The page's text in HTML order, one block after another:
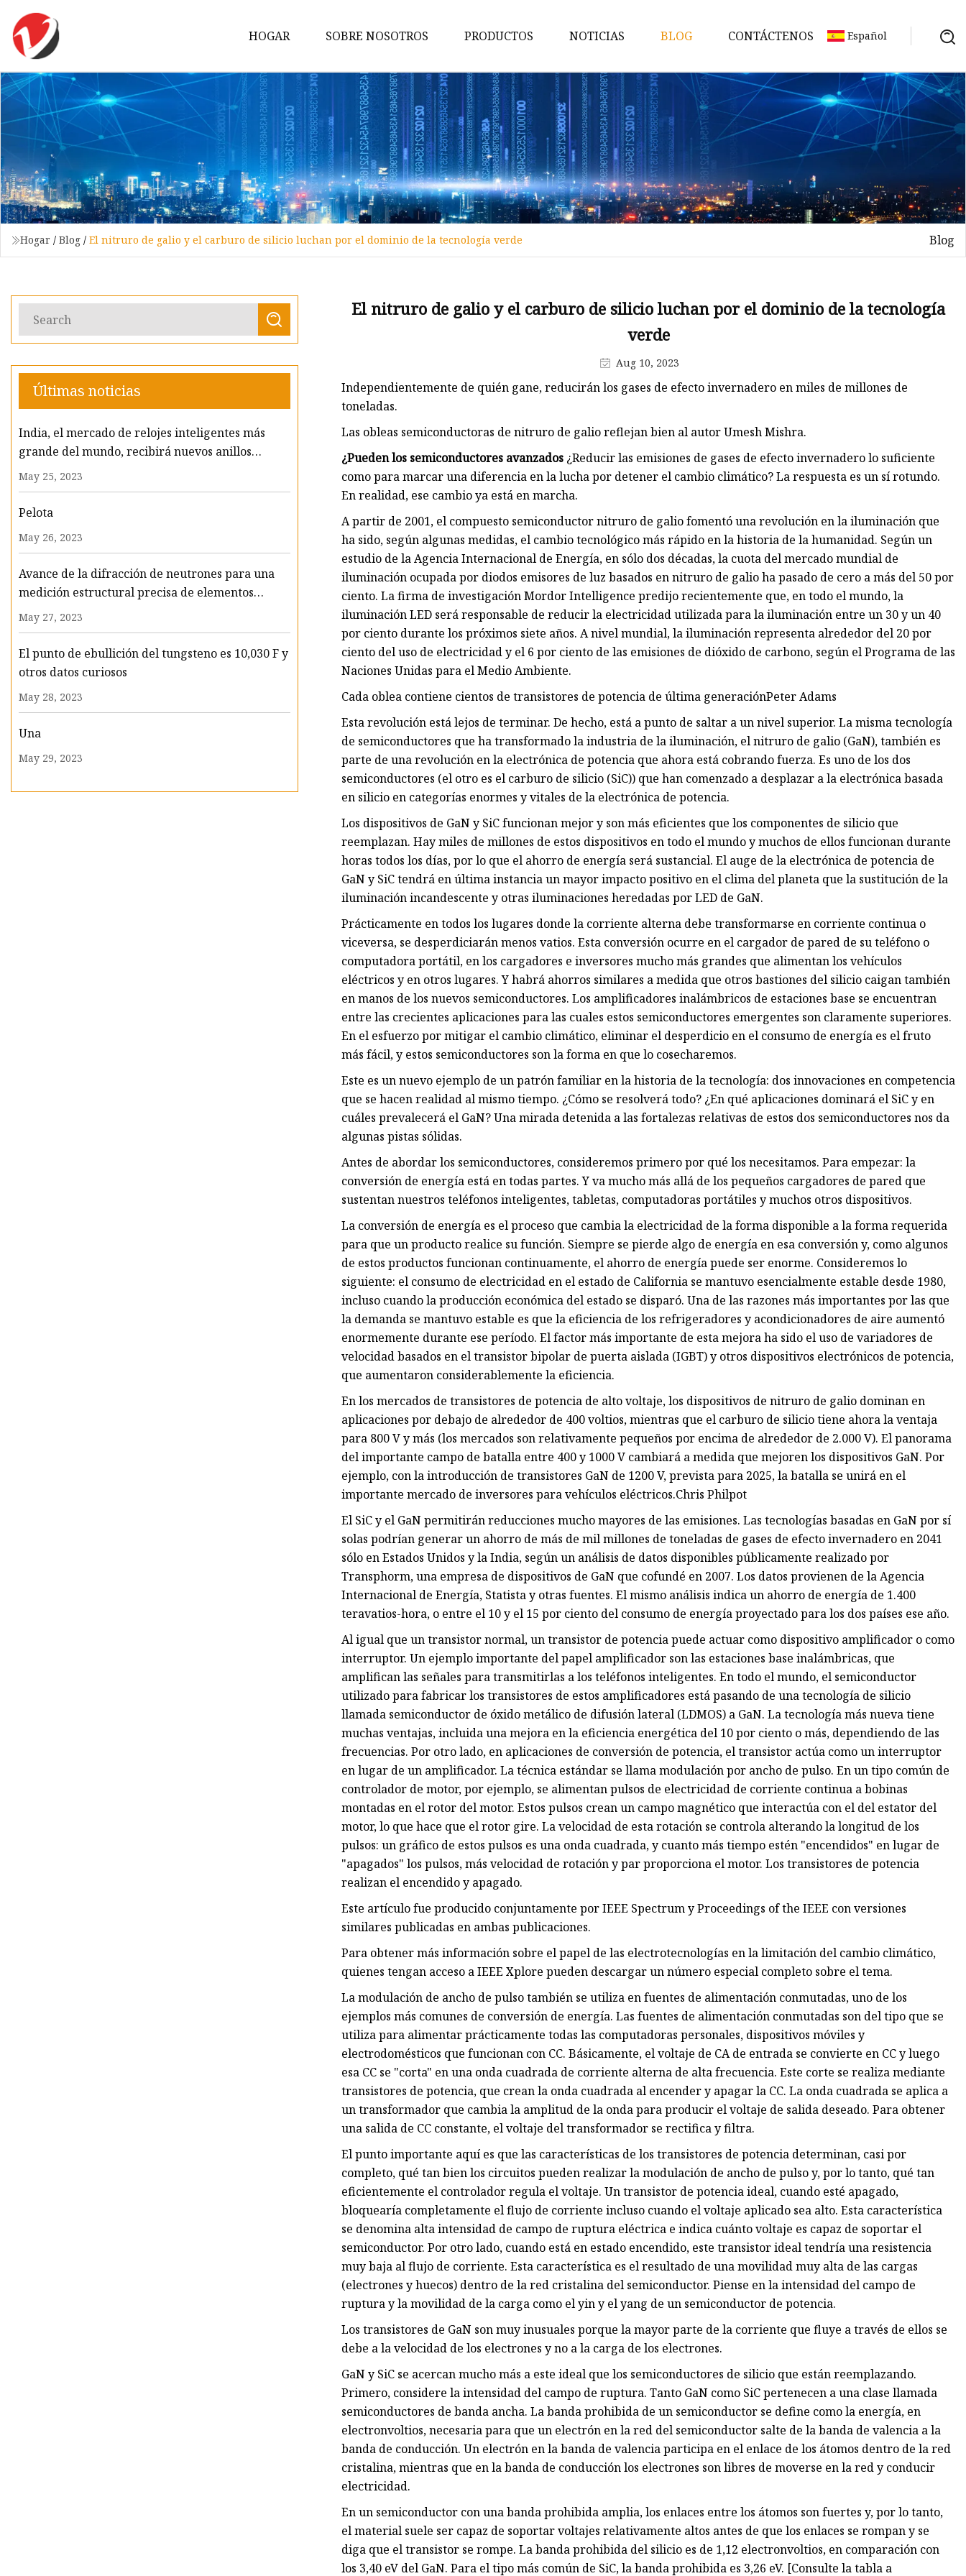
HOGAR SOBRE NOSOTROS PRODUCTOS
Varilla de carburo
Troqueles de carburo
Insertos de carburo
Piezas de desgaste de carburo
Consejos para la minería de
carburo
Herramientas de corte de
carburo
Bola de carburo de tungsteno
Rollos de carburo de tungsteno
Yunques de carburo de tungsteno
NOTICIAS BLOG CONTÁCTENOS Español
Hogar / Blog / El nitruro de galio y el carburo de silicio luchan por el dominio de la tecnología verde Blog
Últimas noticias
India, el mercado de relojes inteligentes más
grande del mundo, recibirá nuevos anillos
inteligentes
May 25, 2023
Pelota
May 26, 2023
Avance de la difracción de neutrones para una
medición estructural precisa de elementos
ligeros a presiones de megabares
May 27, 2023
El punto de ebullición del tungsteno es 10,030 F y
otros datos curiosos
May 28, 2023
Una
May 29, 2023
El nitruro de galio y el carburo de silicio luchan por el dominio de la tecnología
verde
Aug 10, 2023
Independientemente de quién gane, reducirán los gases de efecto invernadero en miles de millones de
toneladas.
Las obleas semiconductoras de nitruro de galio reflejan bien al autor Umesh Mishra.
¿Pueden los semiconductores avanzados ¿Reducir las emisiones de gases de efecto invernadero lo suficiente
como para marcar una diferencia en la lucha por detener el cambio climático? La respuesta es un sí rotundo.
En realidad, ese cambio ya está en marcha.
A partir de 2001, el compuesto semiconductor nitruro de galio fomentó una revolución en la iluminación que
ha sido, según algunas medidas, el cambio tecnológico más rápido en la historia de la humanidad. Según un
estudio de la Agencia Internacional de Energía, en sólo dos décadas, la cuota del mercado mundial de
iluminación ocupada por diodos emisores de luz basados ​​en nitruro de galio ha pasado de cero a más del 50 por
ciento. La firma de investigación Mordor Intelligence predijo recientemente que, en todo el mundo, la
iluminación LED será responsable de reducir la electricidad utilizada para la iluminación entre un 30 y un 40
por ciento durante los próximos siete años. A nivel mundial, la iluminación representa alrededor del 20 por
ciento del uso de electricidad y el 6 por ciento de las emisiones de dióxido de carbono, según el Programa de las
Naciones Unidas para el Medio Ambiente.
Cada oblea contiene cientos de transistores de potencia de última generaciónPeter Adams
Esta revolución está lejos de terminar. De hecho, está a punto de saltar a un nivel superior. La misma tecnología
de semiconductores que ha transformado la industria de la iluminación, el nitruro de galio (GaN), también es
parte de una revolución en la electrónica de potencia que ahora está cobrando fuerza. Es uno de los dos
semiconductores (el otro es el carburo de silicio (SiC)) que han comenzado a desplazar a la electrónica basada
en silicio en categorías enormes y vitales de la electrónica de potencia.
Los dispositivos de GaN y SiC funcionan mejor y son más eficientes que los componentes de silicio que
reemplazan. Hay miles de millones de estos dispositivos en todo el mundo y muchos de ellos funcionan durante
horas todos los días, por lo que el ahorro de energía será sustancial. El auge de la electrónica de potencia de
GaN y SiC tendrá en última instancia un mayor impacto positivo en el clima del planeta que la sustitución de la
iluminación incandescente y otras iluminaciones heredadas por LED de GaN.
Prácticamente en todos los lugares donde la corriente alterna debe transformarse en corriente continua o
viceversa, se desperdiciarán menos vatios. Esta conversión ocurre en el cargador de pared de su teléfono o
computadora portátil, en los cargadores e inversores mucho más grandes que alimentan los vehículos
eléctricos y en otros lugares. Y habrá ahorros similares a medida que otros bastiones del silicio caigan también
en manos de los nuevos semiconductores. Los amplificadores inalámbricos de estaciones base se encuentran
entre las crecientes aplicaciones para las cuales estos semiconductores emergentes son claramente superiores.
En el esfuerzo por mitigar el cambio climático, eliminar el desperdicio en el consumo de energía es el fruto
más fácil, y estos semiconductores son la forma en que lo cosecharemos.
Este es un nuevo ejemplo de un patrón familiar en la historia de la tecnología: dos innovaciones en competencia
que se hacen realidad al mismo tiempo. ¿Cómo se resolverá todo? ¿En qué aplicaciones dominará el SiC y en
cuáles prevalecerá el GaN? Una mirada detenida a las fortalezas relativas de estos dos semiconductores nos da
algunas pistas sólidas.
Antes de abordar los semiconductores, consideremos primero por qué los necesitamos. Para empezar: la
conversión de energía está en todas partes. Y va mucho más allá de los pequeños cargadores de pared que
sustentan nuestros teléfonos inteligentes, tabletas, computadoras portátiles y muchos otros dispositivos.
La conversión de energía es el proceso que cambia la electricidad de la forma disponible a la forma requerida
para que un producto realice su función. Siempre se pierde algo de energía en esa conversión y, como algunos
de estos productos funcionan continuamente, el ahorro de energía puede ser enorme. Consideremos lo
siguiente: el consumo de electricidad en el estado de California se mantuvo esencialmente estable desde 1980,
incluso cuando la producción económica del estado se disparó. Una de las razones más importantes por las que
la demanda se mantuvo estable es que la eficiencia de los refrigeradores y acondicionadores de aire aumentó
enormemente durante ese período. El factor más importante de esta mejora ha sido el uso de variadores de
velocidad basados ​​en el transistor bipolar de puerta aislada (IGBT) y otros dispositivos electrónicos de potencia,
que aumentaron considerablemente la eficiencia.
En los mercados de transistores de potencia de alto voltaje, los dispositivos de nitruro de galio dominan en
aplicaciones por debajo de alrededor de 400 voltios, mientras que el carburo de silicio tiene ahora la ventaja
para 800 V y más (los mercados son relativamente pequeños por encima de alrededor de 2.000 V). El panorama
del importante campo de batalla entre 400 y 1000 V cambiará a medida que mejoren los dispositivos GaN. Por
ejemplo, con la introducción de transistores GaN de 1200 V, prevista para 2025, la batalla se unirá en el
importante mercado de inversores para vehículos eléctricos.Chris Philpot
El SiC y el GaN permitirán reducciones mucho mayores de las emisiones. Las tecnologías basadas en GaN por sí
solas podrían generar un ahorro de más de mil millones de toneladas de gases de efecto invernadero en 2041
sólo en Estados Unidos y la India, según un análisis de datos disponibles públicamente realizado por
Transphorm, una empresa de dispositivos de GaN que cofundé en 2007. Los datos provienen de la Agencia
Internacional de Energía, Statista y otras fuentes. El mismo análisis indica un ahorro de energía de 1.400
teravatios-hora, o entre el 10 y el 15 por ciento del consumo de energía proyectado para los dos países ese año.
Al igual que un transistor normal, un transistor de potencia puede actuar como dispositivo amplificador o como
interruptor. Un ejemplo importante del papel amplificador son las estaciones base inalámbricas, que
amplifican las señales para transmitirlas a los teléfonos inteligentes. En todo el mundo, el semiconductor
utilizado para fabricar los transistores de estos amplificadores está pasando de una tecnología de silicio
llamada semiconductor de óxido metálico de difusión lateral (LDMOS) a GaN. La tecnología más nueva tiene
muchas ventajas, incluida una mejora en la eficiencia energética del 10 por ciento o más, dependiendo de las
frecuencias. Por otro lado, en aplicaciones de conversión de potencia, el transistor actúa como un interruptor
en lugar de un amplificador. La técnica estándar se llama modulación por ancho de pulso. En un tipo común de
controlador de motor, por ejemplo, se alimentan pulsos de electricidad de corriente continua a bobinas
montadas en el rotor del motor. Estos pulsos crean un campo magnético que interactúa con el del estator del
motor, lo que hace que el rotor gire. La velocidad de esta rotación se controla alterando la longitud de los
pulsos: un gráfico de estos pulsos es una onda cuadrada, y cuanto más tiempo estén "encendidos" en lugar de
"apagados" los pulsos, más velocidad de rotación y par proporciona el motor. Los transistores de potencia
realizan el encendido y apagado.
Este artículo fue producido conjuntamente por IEEE Spectrum y Proceedings of the IEEE con versiones
similares publicadas en ambas publicaciones.
Para obtener más información sobre el papel de las electrotecnologías en la limitación del cambio climático,
quienes tengan acceso a IEEE Xplore pueden descargar un número especial completo sobre el tema.
La modulación de ancho de pulso también se utiliza en fuentes de alimentación conmutadas, uno de los
ejemplos más comunes de conversión de energía. Las fuentes de alimentación conmutadas son del tipo que se
utiliza para alimentar prácticamente todas las computadoras personales, dispositivos móviles y
electrodomésticos que funcionan con CC. Básicamente, el voltaje de CA de entrada se convierte en CC y luego
esa CC se "corta" en una onda cuadrada de corriente alterna de alta frecuencia. Este corte se realiza mediante
transistores de potencia, que crean la onda cuadrada al encender y apagar la CC. La onda cuadrada se aplica a
un transformador que cambia la amplitud de la onda para producir el voltaje de salida deseado. Para obtener
una salida de CC constante, el voltaje del transformador se rectifica y filtra.
El punto importante aquí es que las características de los transistores de potencia determinan, casi por
completo, qué tan bien los circuitos pueden realizar la modulación de ancho de pulso y, por lo tanto, qué tan
eficientemente el controlador regula el voltaje. Un transistor de potencia ideal, cuando esté apagado,
bloquearía completamente el flujo de corriente incluso cuando el voltaje aplicado sea alto. Esta característica
se denomina alta intensidad de campo de ruptura eléctrica e indica cuánto voltaje es capaz de soportar el
semiconductor. Por otro lado, cuando está en estado encendido, este transistor ideal tendría una resistencia
muy baja al flujo de corriente. Esta característica es el resultado de una movilidad muy alta de las cargas
(electrones y huecos) dentro de la red cristalina del semiconductor. Piense en la intensidad del campo de
ruptura y la movilidad de la carga como el yin y el yang de un semiconductor de potencia.
Los transistores de GaN son muy inusuales porque la mayor parte de la corriente que fluye a través de ellos se
debe a la velocidad de los electrones y no a la carga de los electrones.
GaN y SiC se acercan mucho más a este ideal que los semiconductores de silicio que están reemplazando.
Primero, considere la intensidad del campo de ruptura. Tanto GaN como SiC pertenecen a una clase llamada
semiconductores de banda ancha. La banda prohibida de un semiconductor se define como la energía, en
electronvoltios, necesaria para que un electrón en la red del semiconductor salte de la banda de valencia a la
banda de conducción. Un electrón en la banda de valencia participa en el enlace de los átomos dentro de la red
cristalina, mientras que en la banda de conducción los electrones son libres de moverse en la red y conducir
electricidad.
En un semiconductor con una banda prohibida amplia, los enlaces entre los átomos son fuertes y, por lo tanto,
el material suele ser capaz de soportar voltajes relativamente altos antes de que los enlaces se rompan y se
diga que el transistor se rompe. La banda prohibida del silicio es de 1,12 electronvoltios, en comparación con
los 3,40 eV del GaN. Para el tipo más común de SiC, la banda prohibida es 3,26 eV. [Consulte la tabla a